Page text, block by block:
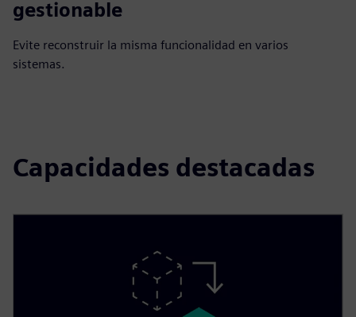
gestionable
Evite reconstruir la misma funcionalidad en varios
sistemas.
Capacidades destacadas